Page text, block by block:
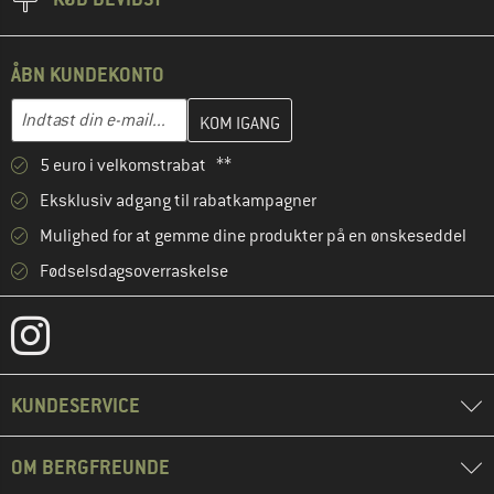
ÅBN KUNDEKONTO
E-mail-adresse
Indtast din e-mailadresse her, og opret i næste trin din
5 euro i velkomstrabat **
Eksklusiv adgang til rabatkampagner
Mulighed for at gemme dine produkter på en ønskeseddel
Fødselsdagsoverraskelse
KUNDESERVICE
OM BERGFREUNDE